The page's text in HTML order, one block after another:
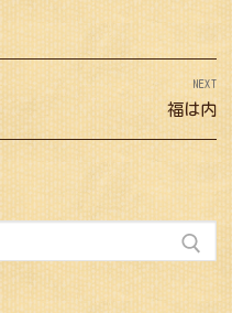
NEXT
Next
post:
福は内